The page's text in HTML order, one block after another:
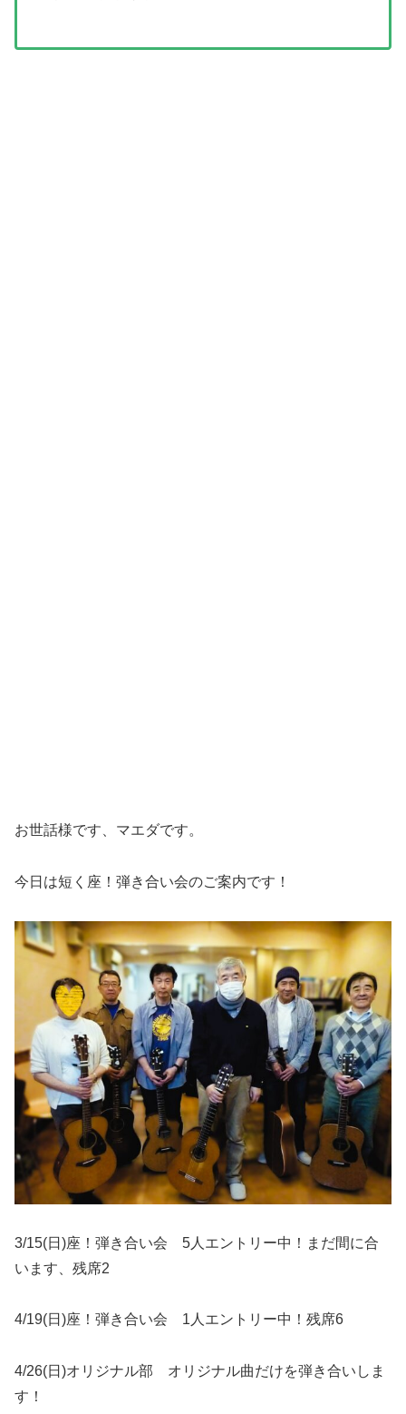
お世話様です、マエダです。
今日は短く座！弾き合い会のご案内です！
3/15(日)座！弾き合い会 5人エントリー中！まだ間に合
います、残席2
4/19(日)座！弾き合い会 1人エントリー中！残席6
4/26(日)オリジナル部 オリジナル曲だけを弾き合いしま
す！